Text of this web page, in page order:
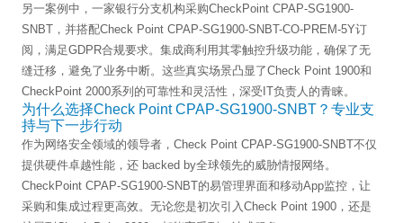
另一案例中，一家银行分支机构采购CheckPoint CPAP-SG1900-
SNBT，并搭配Check Point CPAP-SG1900-SNBT-CO-PREM-5Y订
阅，满足GDPR合规要求。集成商利用其零触控升级功能，确保了无
缝迁移，避免了业务中断。这些真实场景凸显了Check Point 1900和
CheckPoint 2000系列的可靠性和灵活性，深受IT负责人的青睐。
为什么选择Check Point CPAP-SG1900-SNBT？专业支
持与下一步行动
作为网络安全领域的领导者，Check Point CPAP-SG1900-SNBT不仅
提供硬件卓越性能，还 backed by全球领先的威胁情报网络。
CheckPoint CPAP-SG1900-SNBT的易管理界面和移动App监控，让
采购和集成过程更高效。无论您是初次引入Check Point 1900，还是